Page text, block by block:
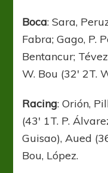
Boca: Sara,
Fabra; Gago, P.
Bentancur;
W. Bou (32′ 2T.
Racing: Orión,
(43′ 1T. P.
Guisao), Aued
Bou, López.